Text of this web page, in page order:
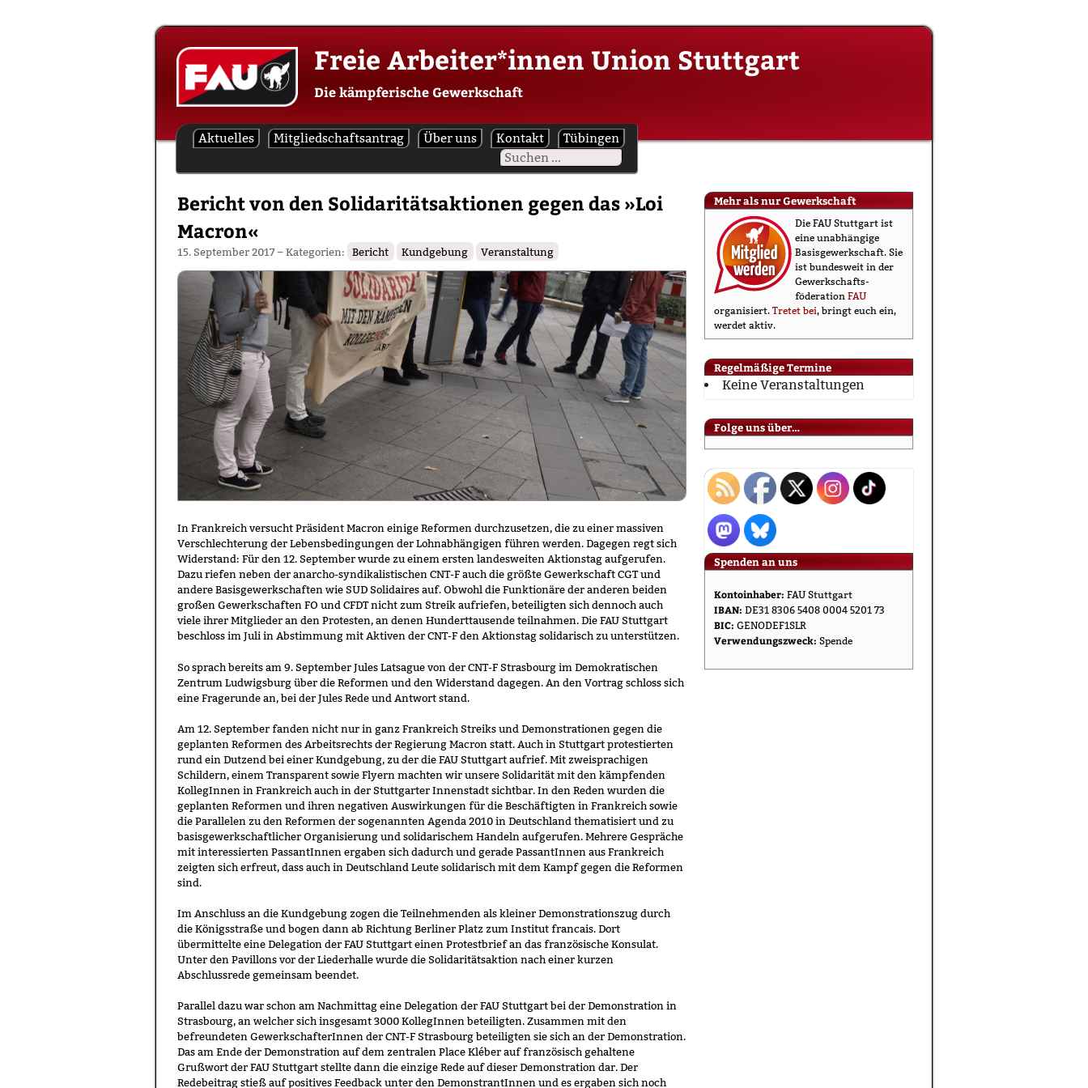
Skip
content
Freie Arbeiter*innen Union Stuttgart
Die kämpferische Gewerkschaft
Aktuelles Mitgliedschaftsantrag Über uns Kontakt Tübingen
Bericht von den Solidaritätsaktionen gegen das »Loi
Macron«
15. September 2017– Kategorien: Bericht Kundgebung Veranstaltung
In Frankreich versucht Präsident Macron einige Reformen durchzusetzen, die zu einer massiven
Verschlechterung der Lebensbedingungen der Lohnabhängigen führen werden. Dagegen regt sich
Widerstand: Für den 12. September wurde zu einem ersten landesweiten Aktionstag aufgerufen.
Dazu riefen neben der anarcho-syndikalistischen CNT-F auch die größte Gewerkschaft CGT und
andere Basisgewerkschaften wie SUD Solidaires auf. Obwohl die Funktionäre der anderen beiden
großen Gewerkschaften FO und CFDT nicht zum Streik aufriefen, beteiligten sich dennoch auch
viele ihrer Mitglieder an den Protesten, an denen Hunderttausende teilnahmen. Die FAU Stuttgart
beschloss im Juli in Abstimmung mit Aktiven der CNT-F den Aktionstag solidarisch zu unterstützen.
So sprach bereits am 9. September Jules Latsague von der CNT-F Strasbourg im Demokratischen
Zentrum Ludwigsburg über die Reformen und den Widerstand dagegen. An den Vortrag schloss sich
eine Fragerunde an, bei der Jules Rede und Antwort stand.
Am 12. September fanden nicht nur in ganz Frankreich Streiks und Demonstrationen gegen die
geplanten Reformen des Arbeitsrechts der Regierung Macron statt. Auch in Stuttgart protestierten
rund ein Dutzend bei einer Kundgebung, zu der die FAU Stuttgart aufrief. Mit zweisprachigen
Schildern, einem Transparent sowie Flyern machten wir unsere Solidarität mit den kämpfenden
KollegInnen in Frankreich auch in der Stuttgarter Innenstadt sichtbar. In den Reden wurden die
geplanten Reformen und ihren negativen Auswirkungen für die Beschäftigten in Frankreich sowie
die Parallelen zu den Reformen der sogenannten Agenda 2010 in Deutschland thematisiert und zu
basisgewerkschaftlicher Organisierung und solidarischem Handeln aufgerufen. Mehrere Gespräche
mit interessierten PassantInnen ergaben sich dadurch und gerade PassantInnen aus Frankreich
zeigten sich erfreut, dass auch in Deutschland Leute solidarisch mit dem Kampf gegen die Reformen
sind.
Im Anschluss an die Kundgebung zogen die Teilnehmenden als kleiner Demonstrationszug durch
die Königsstraße und bogen dann ab Richtung Berliner Platz zum Institut francais. Dort
übermittelte eine Delegation der FAU Stuttgart einen Protestbrief an das französische Konsulat.
Unter den Pavillons vor der Liederhalle wurde die Solidaritätsaktion nach einer kurzen
Abschlussrede gemeinsam beendet.
Parallel dazu war schon am Nachmittag eine Delegation der FAU Stuttgart bei der Demonstration in
Strasbourg, an welcher sich insgesamt 3000 KollegInnen beteiligten. Zusammen mit den
befreundeten GewerkschafterInnen der CNT-F Strasbourg beteiligten sie sich an der Demonstration.
Das am Ende der Demonstration auf dem zentralen Place Kléber auf französisch gehaltene
Grußwort der FAU Stuttgart stellte dann die einzige Rede auf dieser Demonstration dar. Der
Redebeitrag stieß auf positives Feedback unter den DemonstrantInnen und es ergaben sich noch
Mehr als nur Gewerkschaft
Die FAU Stuttgart ist
eine un­abhängige
Basis­gewerkschaft. Sie
ist bundesweit in der
Gewerkschafts­
föderation FAU
organisiert. Tretet bei, bringt euch ein,
werdet aktiv.
Regelmäßige Termine
Keine Veranstaltungen
Folge uns über…
Spenden an uns
Kontoinhaber: FAU Stuttgart
IBAN: DE31 8306 5408 0004 5201 73
BIC: GENODEF1SLR
Verwendungszweck: Spende